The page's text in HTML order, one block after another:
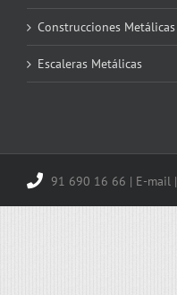
Construcciones Metálicas
Escaleras Metálicas
91 690 16 66 | E-mail |